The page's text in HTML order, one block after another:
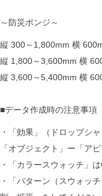
～防災ポンジ～
縦 300～1,800mm 横
縦 1,800～3,600mm 横
縦 3,600～5,400mm 横
■データ作成時の注意事項
・「効果」（ドロップシ
「オブジェクト」ー「ア
・「カラースウォッチ」
・「パターン（スウォッ